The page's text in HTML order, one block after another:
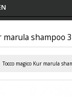
marula shampoo
Tocco magico Kur marula